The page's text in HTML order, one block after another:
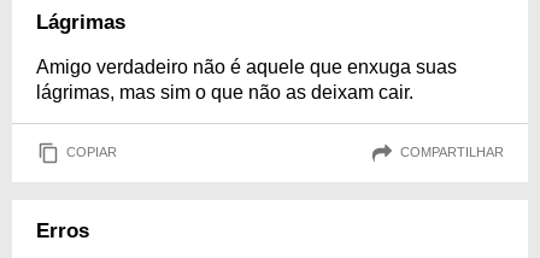
Lágrimas
Amigo verdadeiro não é aquele que enxuga suas
lágrimas, mas sim o que não as deixam cair.
COPIAR COMPARTILHAR
Erros